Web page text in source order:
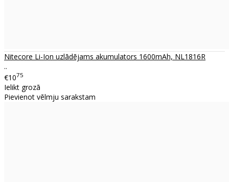
Nitecore Li-Ion uzlādējams akumulators 1600mAh, NL1816R
..
€1075
Ielikt grozā
Pievienot vēlmju sarakstam